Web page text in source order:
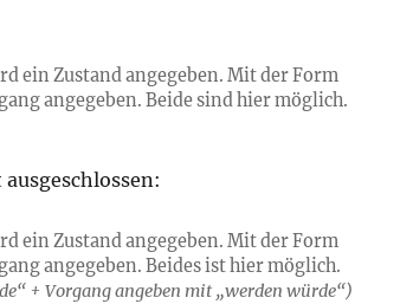
ein Zustand angegeben. Mit der Form
angegeben. Beide sind hier möglich.
ein Zustand angegeben. Mit der Form
angegeben. Beides ist hier möglich.
+ Vorgang angeben mit „werden würde“)